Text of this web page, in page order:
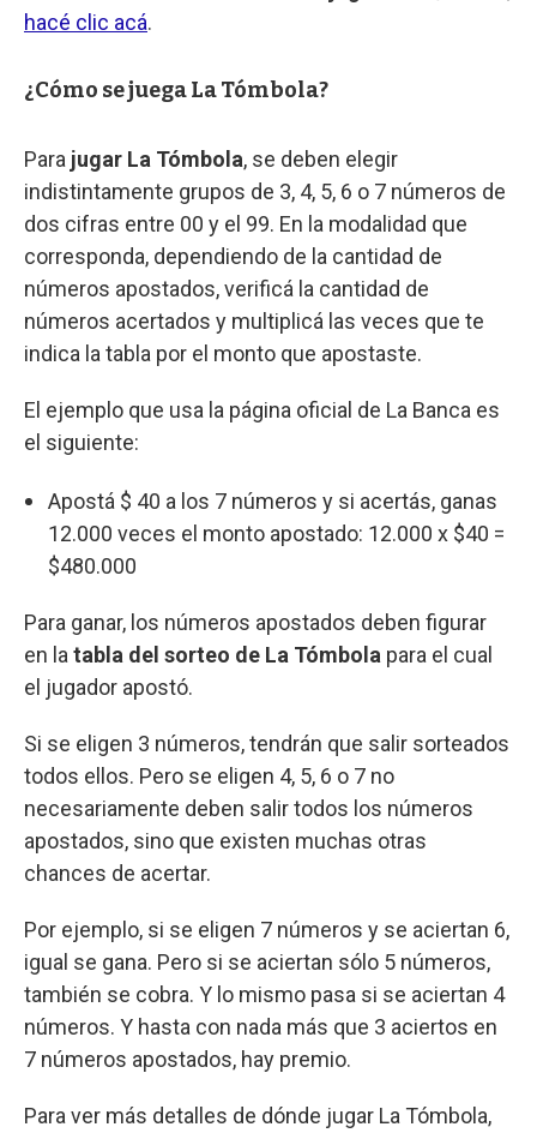
hacé clic acá.
¿Cómo se juega La Tómbola?
Para jugar La Tómbola, se deben elegir
indistintamente grupos de 3, 4, 5, 6 o 7 números de
dos cifras entre 00 y el 99. En la modalidad que
corresponda, dependiendo de la cantidad de
números apostados, verificá la cantidad de
números acertados y multiplicá las veces que te
indica la tabla por el monto que apostaste.
El ejemplo que usa la página oficial de La Banca es
el siguiente:
Apostá $ 40 a los 7 números y si acertás, ganas
12.000 veces el monto apostado: 12.000 x $40 =
$480.000
Para ganar, los números apostados deben figurar
en la tabla del sorteo de La Tómbola para el cual
el jugador apostó.
Si se eligen 3 números, tendrán que salir sorteados
todos ellos. Pero se eligen 4, 5, 6 o 7 no
necesariamente deben salir todos los números
apostados, sino que existen muchas otras
chances de acertar.
Por ejemplo, si se eligen 7 números y se aciertan 6,
igual se gana. Pero si se aciertan sólo 5 números,
también se cobra. Y lo mismo pasa si se aciertan 4
números. Y hasta con nada más que 3 aciertos en
7 números apostados, hay premio.
Para ver más detalles de dónde jugar La Tómbola,